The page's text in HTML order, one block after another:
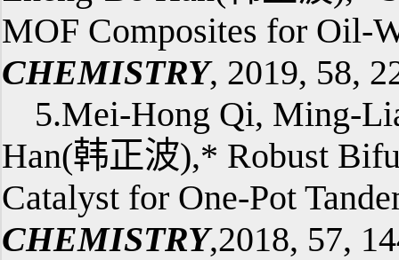
MOF Composites for Oil-
CHEMISTRY, 2019, 58,
5.Mei-Hong Qi, Ming-
Han(韩正波),* Robust
Catalyst for One-Pot
CHEMISTRY,2018, 57,